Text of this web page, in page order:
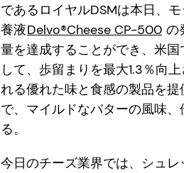
であるロイヤルDSMは本日、
養液Delvo®Cheese CP-500 の
量を達成することができ、米
して、歩留まりを最大1.3％向
れる優れた味と食感の製品を
で、マイルドなバターの風味
る。
今日のチーズ業界では、シュ